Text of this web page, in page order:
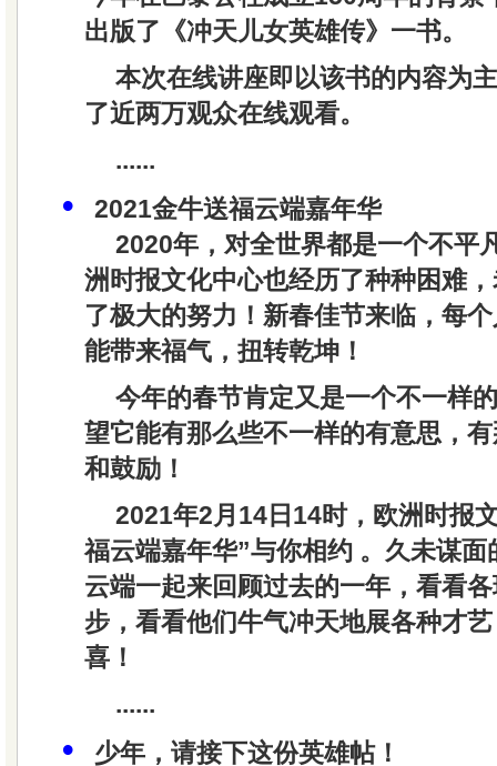
出版了《冲天儿女英雄传》一书。
本次在线讲座即以该书的内容为
了近两万观众在线观看。
......
•
2021金牛送福云端嘉年华
2020年，对全世界都是一个不平
洲时报文化中心也经历了种种困难
了极大的努力！新春佳节来临，每
能带来福气，扭转乾坤！
今年的春节肯定又是一个不一样
望它能有那么些不一样的有意思，
和鼓励！
2021年2月14日14时，欧洲时报
福云端嘉年华”与你相约 。久未谋面
云端一起来回顾过去的一年，看看
步，看看他们牛气冲天地展各种才
喜！
......
•
少年，请接下这份英雄帖！